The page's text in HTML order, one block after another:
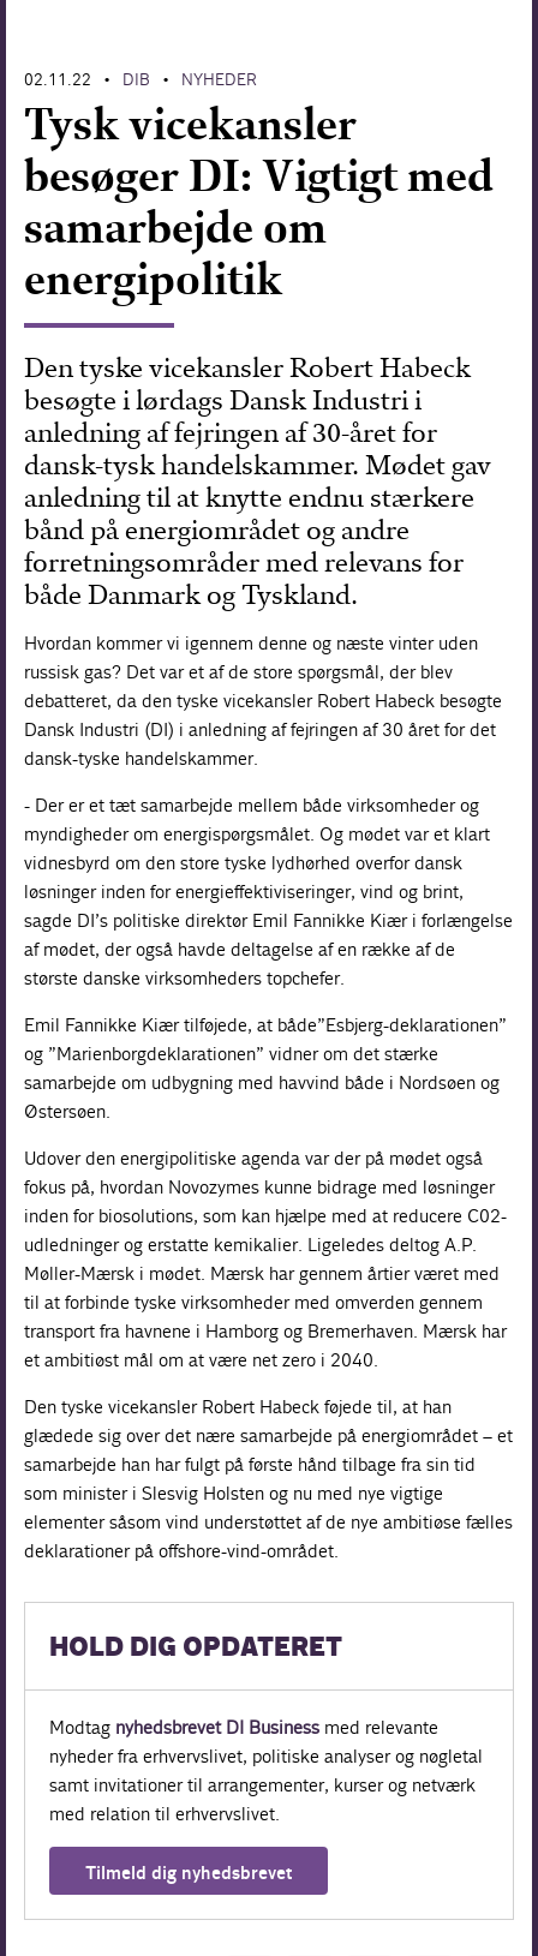
02.11.22 • DIB • NYHEDER
Tysk vicekansler
besøger DI: Vigtigt med
samarbejde om
energipolitik
Den tyske vicekansler Robert Habeck
besøgte i lørdags Dansk Industri i
anledning af fejringen af 30-året for
dansk-tysk handelskammer. Mødet gav
anledning til at knytte endnu stærkere
bånd på energiområdet og andre
forretningsområder med relevans for
både Danmark og Tyskland.
Hvordan kommer vi igennem denne og næste vinter uden
russisk gas? Det var et af de store spørgsmål, der blev
debatteret, da den tyske vicekansler Robert Habeck besøgte
Dansk Industri (DI) i anledning af fejringen af 30 året for det
dansk-tyske handelskammer.
- Der er et tæt samarbejde mellem både virksomheder og
myndigheder om energispørgsmålet. Og mødet var et klart
vidnesbyrd om den store tyske lydhørhed overfor dansk
løsninger inden for energieffektiviseringer, vind og brint,
sagde DI’s politiske direktør Emil Fannikke Kiær i forlængelse
af mødet, der også havde deltagelse af en række af de
største danske virksomheders topchefer.
Emil Fannikke Kiær tilføjede, at både”Esbjerg-deklarationen”
og ”Marienborgdeklarationen” vidner om det stærke
samarbejde om udbygning med havvind både i Nordsøen og
Østersøen.
Udover den energipolitiske agenda var der på mødet også
fokus på, hvordan Novozymes kunne bidrage med løsninger
inden for biosolutions, som kan hjælpe med at reducere C02-
udledninger og erstatte kemikalier. Ligeledes deltog A.P.
Møller-Mærsk i mødet. Mærsk har gennem årtier været med
til at forbinde tyske virksomheder med omverden gennem
transport fra havnene i Hamborg og Bremerhaven. Mærsk har
et ambitiøst mål om at være net zero i 2040.
Den tyske vicekansler Robert Habeck føjede til, at han
glædede sig over det nære samarbejde på energiområdet – et
samarbejde han har fulgt på første hånd tilbage fra sin tid
som minister i Slesvig Holsten og nu med nye vigtige
elementer såsom vind understøttet af de nye ambitiøse fælles
deklarationer på offshore-vind-området.
HOLD DIG OPDATERET
Modtag nyhedsbrevet DI Business med relevante
nyheder fra erhvervslivet, politiske analyser og nøgletal
samt invitationer til arrangementer, kurser og netværk
med relation til erhvervslivet.
Tilmeld dig nyhedsbrevet